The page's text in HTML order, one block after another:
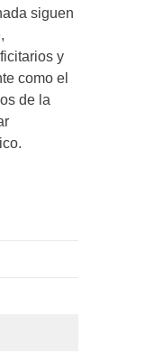
siguen
y
como el
de la